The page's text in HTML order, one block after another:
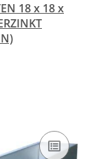
18 x 18 x